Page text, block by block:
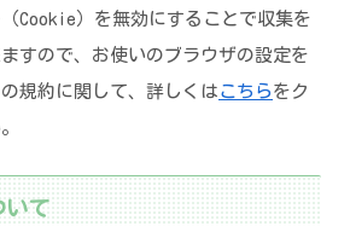
Cookie）を無効にすることで収集を
すので、お使いのブラウザの設定を
規約に関して、詳しくは こちら をク
いて